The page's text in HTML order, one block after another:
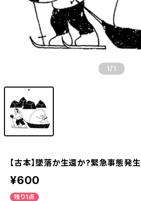
1 /1
【古本】墜落か生還か?緊急事態発生
¥600
残り1点